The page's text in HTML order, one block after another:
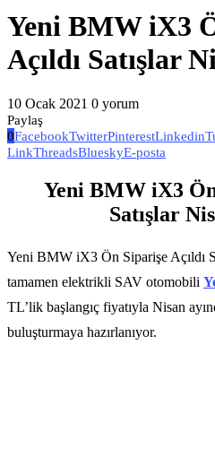
Yeni BMW iX3
Açıldı Satışlar
10 Ocak 2021 0 yorum
Paylaş
0FacebookTwitterPinterestLinkedin
LinkThreadsBlueskyE-posta
Yeni BMW iX3
Satışlar
Yeni BMW iX3 Ön Siparişe Açıldı
tamamen elektrikli SAV otomobili
TL’lik başlangıç fiyatıyla Nisan
buluşturmaya hazırlanıyor.